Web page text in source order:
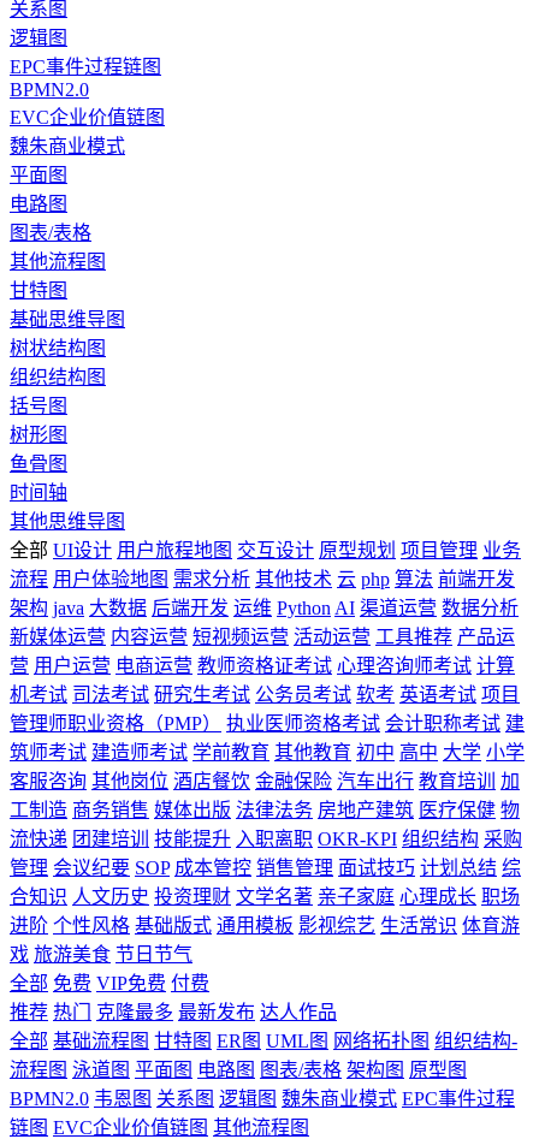
关系图
逻辑图
EPC事件过程链图
BPMN2.0
EVC企业价值链图
魏朱商业模式
平面图
电路图
图表/表格
其他流程图
甘特图
基础思维导图
树状结构图
组织结构图
括号图
树形图
鱼骨图
时间轴
其他思维导图
全部 UI设计 用户旅程地图 交互设计 原型规划 项目管理 业务
流程 用户体验地图 需求分析 其他技术 云 php 算法 前端开发
架构 java 大数据 后端开发 运维 Python AI 渠道运营 数据分析
新媒体运营 内容运营 短视频运营 活动运营 工具推荐 产品运
营 用户运营 电商运营 教师资格证考试 心理咨询师考试 计算
机考试 司法考试 研究生考试 公务员考试 软考 英语考试 项目
管理师职业资格（PMP）
执业医师资格考试 会计职称考试 建
筑师考试 建造师考试 学前教育 其他教育 初中 高中 大学 小学
客服咨询 其他岗位 酒店餐饮 金融保险 汽车出行 教育培训
加
工制造 商务销售 媒体出版 法律法务 房地产建筑 医疗保健 物
流快递 团建培训 技能提升 入职离职 OKR-KPI 组织结构 采购
管理 会议纪要 SOP 成本管控 销售管理 面试技巧 计划总结 综
合知识 人文历史 投资理财 文学名著 亲子家庭 心理成长 职场
进阶 个性风格 基础版式 通用模板 影视综艺 生活常识 体育游
戏 旅游美食 节日节气
全部 免费 VIP免费 付费
推荐 热门 克隆最多 最新发布 达人作品
全部 基础流程图 甘特图 ER图 UML图 网络拓扑图 组织结构-
流程图 泳道图 平面图 电路图 图表/表格 架构图 原型图
BPMN2.0 韦恩图 关系图 逻辑图 魏朱商业模式 EPC事件过程
链图 EVC企业价值链图 其他流程图